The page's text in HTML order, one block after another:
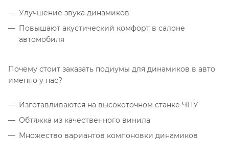
Улучшение звука динамиков
Повышают акустический комфорт в салоне
автомобиля
Почему стоит заказать подиумы для динамиков в авто
именно у нас?
Изготавливаются на высокоточном станке ЧПУ
Обтяжка из качественного винила
Множество вариантов компоновки динамиков